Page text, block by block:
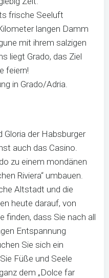
frische Seeluft
langen Damm
mit ihrem salzigen
liegt Grado, das Ziel
feiern!
in Grado/Adria.
Gloria der Habsburger
auch das Casino.
zu einem mondänen
Riviera“ umbauen.
Altstadt und die
heute darauf, von
finden, dass Sie nach all
Entspannung
Sie sich ein
Füße und Seele
dem „Dolce far